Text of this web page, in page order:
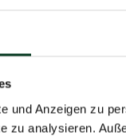
und Anzeigen zu
zu analysieren.